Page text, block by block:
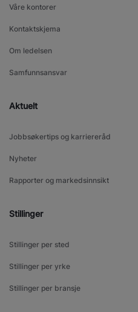
Våre kontorer
Kontaktskjema
Om ledelsen
Samfunnsansvar
Aktuelt
Jobbsøkertips og karriereråd
Nyheter
Rapporter og markedsinnsikt
Stillinger
Stillinger per sted
Stillinger per yrke
Stillinger per bransje